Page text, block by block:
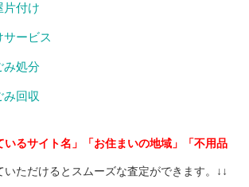
片付け
サービス
み処分
み回収
るサイト名」「お住まいの地域」「不用品
いただけるとスムーズな査定ができます。↓↓